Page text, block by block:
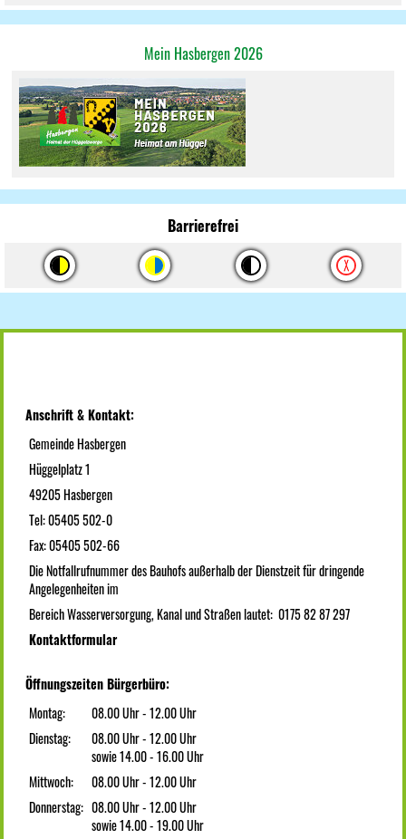
Mein Hasbergen 2026
Barrierefrei
Anschrift & Kontakt:
Gemeinde Hasbergen
Hüggelplatz 1
49205 Hasbergen
Tel: 05405 502-0
Fax: 05405 502-66
Die Notfallrufnummer des Bauhofs außerhalb der Dienstzeit für dringende
Angelegenheiten im
Bereich Wasserversorgung, Kanal und Straßen lautet: 0175 82 87 297
Kontaktformular
Öffnungszeiten Bürgerbüro:
Montag:
08.00 Uhr - 12.00 Uhr
Dienstag:
08.00 Uhr - 12.00 Uhr
sowie 14.00 - 16.00 Uhr
Mittwoch:
08.00 Uhr - 12.00 Uhr
Donnerstag: 08.00 Uhr - 12.00 Uhr
sowie 14.00 - 19.00 Uhr